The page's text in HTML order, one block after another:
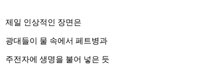
제일 인상적인 장면은
광대들이 물 속에서 페트병과
주전자에 생명을 불어 넣은 듯